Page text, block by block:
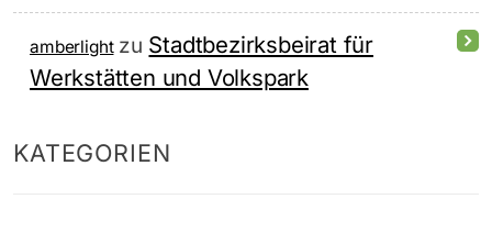
amberlightzu Stadtbezirksbeirat für
Werkstätten und Volkspark
KATEGORIEN